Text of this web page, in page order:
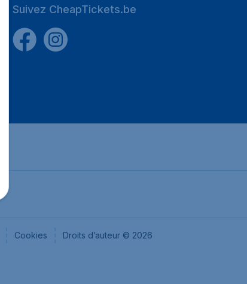
Suivez CheapTickets.be
Cookies Droits d’auteur © 2026